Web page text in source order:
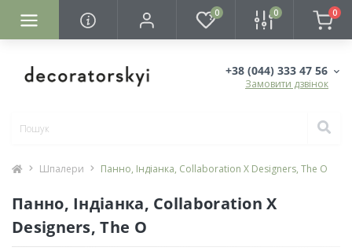
0 0 0
+38 (044) 333 47 56
Замовити дзвінок
Шпалери Панно, Індіанка, Collaboration X Designers, The O
Панно, Індіанка, Collaboration X
Designers, The O